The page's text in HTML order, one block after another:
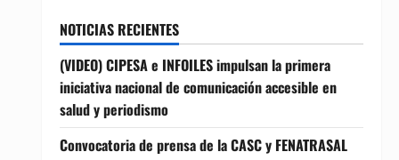
NOTICIAS RECIENTES
(VIDEO) CIPESA e INFOILES impulsan la primera
iniciativa nacional de comunicación accesible en
salud y periodismo
Convocatoria de prensa de la CASC y FENATRASAL